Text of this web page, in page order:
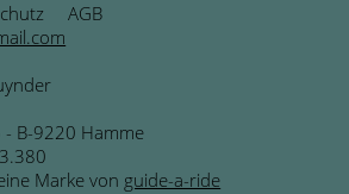
AGB
B-9220 Hamme
Marke von guide-a-ride